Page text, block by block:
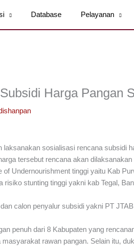
Database Pelayanan
Harga Pangan
sosialisasi rencana subsidi
tersebut rencana akan dilaksanakan
Undernourishment tinggi yaitu Kab
risiko stunting tinggi yakni kab Tegal,
calon penyalur subsidi yakni PT
penuh dari 8 Kabupaten yang
rawan pangan. Selain itu,